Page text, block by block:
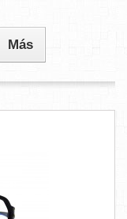
Más